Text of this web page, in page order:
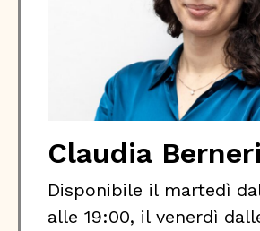
Claudia Berneri
Disponibile il martedì
alle 19:00, il venerdì